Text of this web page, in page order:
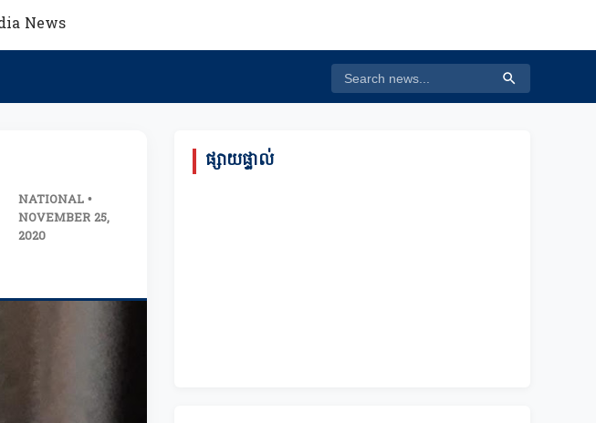
NATIONAL •
NOVEMBER 25,
2020
ផ្សាយផ្ទាល់